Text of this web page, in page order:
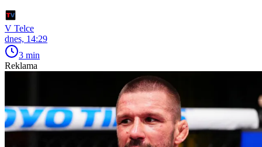
V Telce
dnes, 14:29
3 min
Reklama